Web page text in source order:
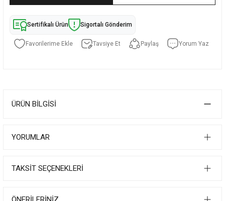
Sertifikalı Ürün Sigortalı Gönderim
Tavsiye Et Paylaş Yorum Yaz
ÜRÜN BILGISI
YORUMLAR
TAKSIT SEÇENEKLERI